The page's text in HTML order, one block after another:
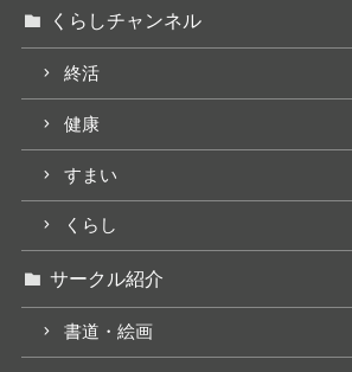
くらしチャンネル
終活
健康
すまい
くらし
サークル紹介
書道・絵画